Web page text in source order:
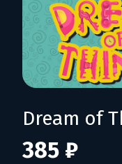
Dream of
385 ₽